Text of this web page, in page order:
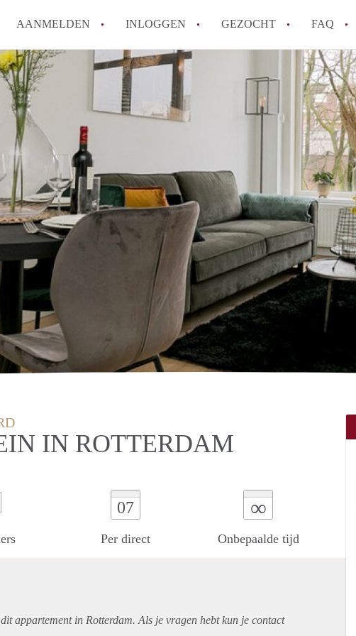
AANMELDEN INLOGGEN GEZOCHT FAQ
How to translate AppartementRotterdam!
Wat is AppartementenRotterdam?
Hoeveel kost het om te reageren op een
Wat is de privacyverklaring van
Berekent AppartementenRotterdam
makelaarsvergoeding/
Alle veelgestelde vragen
IN ROTTERDAM
07
Per direct
∞
Onbepaalde tijd
appartementin Rotterdam. Als je vragen hebt kun je contact